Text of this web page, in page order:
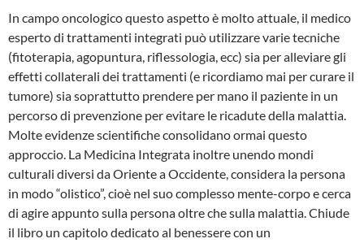
In campo oncologico questo aspetto è molto attuale, il medico
esperto di trattamenti integrati può utilizzare varie tecniche
(fitoterapia, agopuntura, riflessologia, ecc) sia per alleviare gli
effetti collaterali dei trattamenti (e ricordiamo mai per curare il
tumore) sia soprattutto prendere per mano il paziente in un
percorso di prevenzione per evitare le ricadute della malattia.
Molte evidenze scientifiche consolidano ormai questo
approccio. La Medicina Integrata inoltre unendo mondi
culturali diversi da Oriente a Occidente, considera la persona
in modo “olistico”, cioè nel suo complesso mente-corpo e cerca
di agire appunto sulla persona oltre che sulla malattia. Chiude
il libro un capitolo dedicato al benessere con un